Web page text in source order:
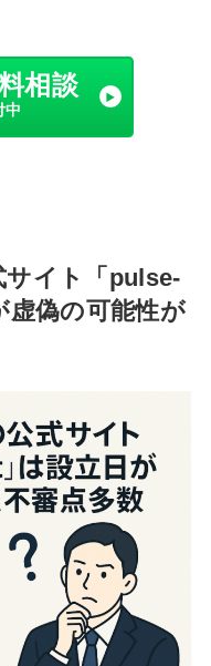
相談
中
サイト「pulse-
偽の可能性が